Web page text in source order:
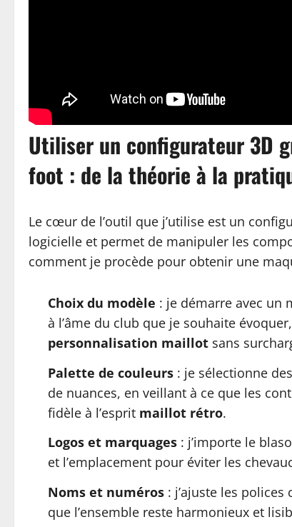
Utiliser un configurateur 3D
foot : de la théorie à la
Le cœur de l’outil que j’utilise est un
logicielle et permet de manipuler les
comment je procède pour obtenir une
Choix du modèle : je démarre avec un
à l’âme du club que je souhaite
personnalisation maillot sans
Palette de couleurs : je sélectionne
de nuances, en veillant à ce que les
fidèle à l’esprit maillot rétro.
Logos et marquages : j’importe le
et l’emplacement pour éviter les
Noms et numéros : j’ajuste les
que l’ensemble reste harmonieux et